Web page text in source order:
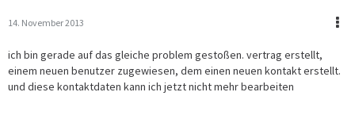
14. November 2013
ich bin gerade auf das gleiche problem gestoßen. vertrag erstellt,
einem neuen benutzer zugewiesen, dem einen neuen kontakt erstellt.
und diese kontaktdaten kann ich jetzt nicht mehr bearbeiten